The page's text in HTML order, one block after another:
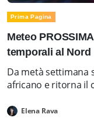
Prima Pagina
Meteo
temporali al Nord
Da metà settimana
africano e ritorna il
Elena Rava